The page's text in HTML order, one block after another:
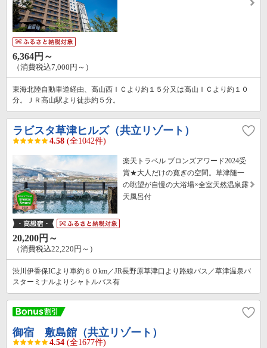
6,364円～
（消費税込7,000円～）
東海北陸自動車道経由、高山西ＩＣより約１５分又は高山ＩＣより約１０
分。ＪＲ高山駅より徒歩約５分。
ラビスタ草津ヒルズ（共立リゾート）
4.58 (全1042件)
楽天トラベル ブロンズアワード2024受
賞★大人だけの寛ぎの空間。草津随一
の眺望が自慢の大浴場×全室天然温泉露
天風呂付
20,200円～
（消費税込22,220円～）
渋川伊香保ICより車約６０km／JR長野原草津口より路線バス／草津温泉バ
スターミナルよりシャトルバス有
御宿 敷島館（共立リゾート）
4.54 (全1677件)